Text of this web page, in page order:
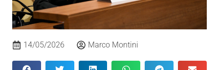
14/05/2026 Marco Montini